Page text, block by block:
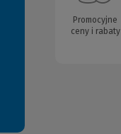
Promocyjne
ceny i rabaty